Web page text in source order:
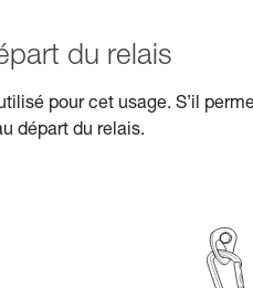
du relais
pour cet usage. S’il
départ du relais.